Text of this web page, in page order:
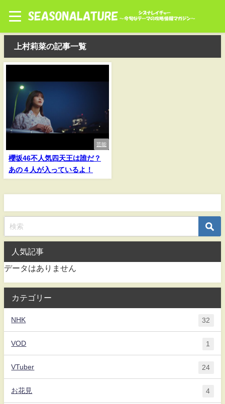
上村莉菜の記事一覧
芸能
櫻坂46不人気四天王は誰だ？
あの４人が入っているよ！
人気記事
データはありません
カテゴリー
NHK 32
VOD 1
VTuber 24
お花見 4